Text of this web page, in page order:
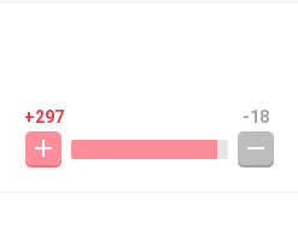
+297 -18